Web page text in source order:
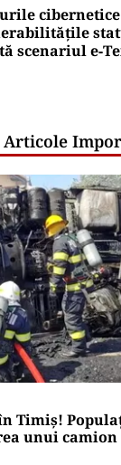
scenariul
Articole
Timiș!
unui